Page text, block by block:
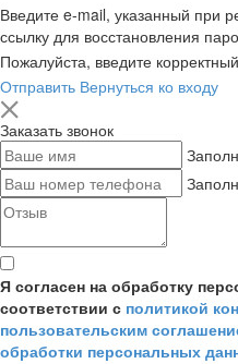
Введите e-mail, указанный при
ссылку для восстановления
Пожалуйста, введите
Отправить Вернуться ко входу
Заказать звонок
Я согласен на обработку
соответствии с политикой
пользовательским
обработки персональных